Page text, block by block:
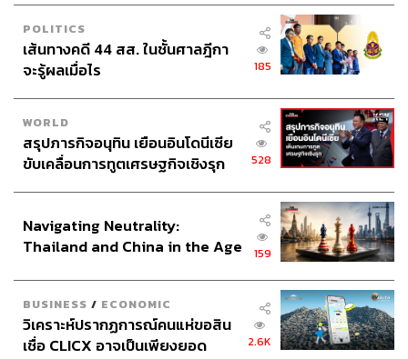
การศึกษาสัญจรของสมาชิกสยามสมาคมฯ ณ ป้อมแผลง
ไฟฟ้า อ.พระประแดง จ. สมุทรปราการ โดย สยามสมาคมใน
พระบรมราชูปถัมภ์
บริษัทเอกชนต้องเข้ามามีส่วนร่วม
POLITICS
เส้นทางคดี 44 สส. ในชั้นศาลฎีกา
จะรู้ผลเมื่อไร
185
WORLD
สรุปภารกิจอนุทิน เยือนอินโดนีเซีย
ขับเคลื่อนการทูตเศรษฐกิจเชิงรุก
528
Navigating Neutrality:
Thailand and China in the Age
159
BUSINESS / ECONOMIC
วิเคราะห์ปรากฏการณ์คนแห่ขอสิน
เชื่อ CLICX อาจเป็นเพียงยอด
2.6K